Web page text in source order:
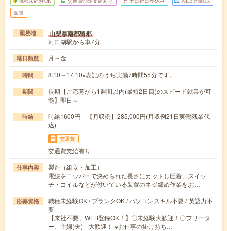
派遣
勤務地 山梨県南都留郡
河口湖駅から車7分
曜日頻度 月～金
時間 8:10～17:10※表記のうち実働7時間55分です。
期間
長期【ご応募から1週間以内(最短2日目)のスピード就業が可
能】即日～
時給
時給1600円 【月収例】285,000円(月収例21日実働残業代
込)
交通費
交通費支給有り
仕事内容
製造（組立・加工）
電線をニッパーで決められた長さにカットし圧着、スイッ
チ・コイルなどが付いている装置のネジ締め作業をお…
応募資格
職種未経験OK / ブランクOK / パソコンスキル不要 / 英語力不
要
【来社不要、WEB登録OK！】〇未経験大歓迎！〇フリータ
ー、主婦(夫) 大歓迎！ ※お仕事の掛け持ち…